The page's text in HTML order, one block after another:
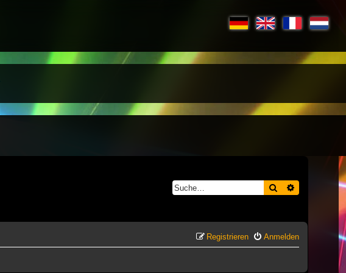
Suche Erweiterte
Anmelden
Registrieren